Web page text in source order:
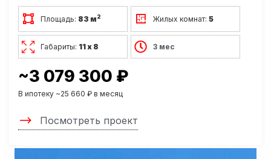
Площадь: 83 м2 Жилых комнат:5
Габариты: 11 х 8 3 мес
~3 079 300 ₽
В ипотеку ~25 660 ₽ в месяц
Посмотреть проект